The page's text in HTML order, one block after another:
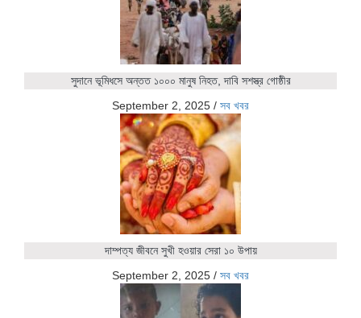
সুদানে ভূমিধসে অন্তত ১০০০ মানুষ নিহত, দাবি সশস্ত্র গোষ্ঠীর
September 2, 2025 / সব খবর
দাম্পত্য জীবনে সুখী হওয়ার সেরা ১০ উপায়
September 2, 2025 / সব খবর